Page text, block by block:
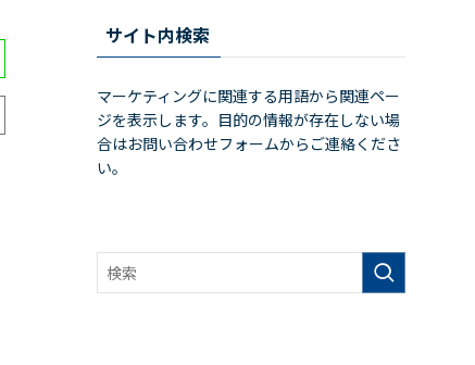
サイト内検索
マーケティングに関連する用語から関連ペー
ジを表示します。目的の情報が存在しない場
合はお問い合わせフォームからご連絡くださ
い。